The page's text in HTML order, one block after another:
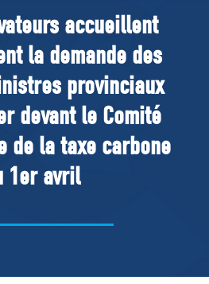
accueillent
la demande des
provinciaux
devant le Comité
de la taxe carbone
1er avril